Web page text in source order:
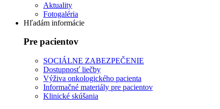
Aktuality
Fotogaléria
Hľadám informácie
Pre pacientov
SOCIÁLNE ZABEZPEČENIE
Dostupnosť liečby
Výživa onkologického pacienta
Informačné materiály pre pacientov
Klinické skúšania